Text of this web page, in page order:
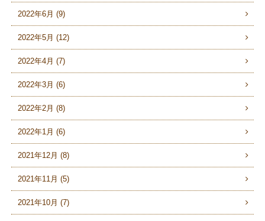
2022年6月 (9)
2022年5月 (12)
2022年4月 (7)
2022年3月 (6)
2022年2月 (8)
2022年1月 (6)
2021年12月 (8)
2021年11月 (5)
2021年10月 (7)